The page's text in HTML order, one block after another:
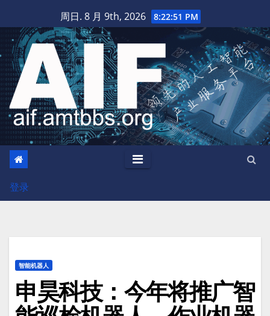
至
内
容
周日. 8 月 9th, 2026 8:22:51 PM
登录
智能机器人
申昊科技：今年将推广智